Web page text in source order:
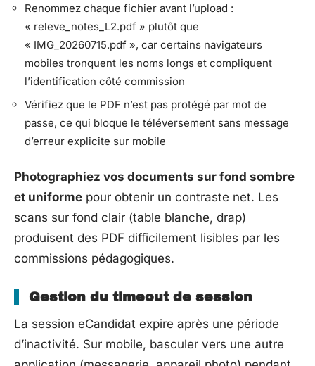
Renommez chaque fichier avant l’upload :
« releve_notes_L2.pdf » plutôt que
« IMG_20260715.pdf », car certains navigateurs
mobiles tronquent les noms longs et compliquent
l’identification côté commission
Vérifiez que le PDF n’est pas protégé par mot de
passe, ce qui bloque le téléversement sans message
d’erreur explicite sur mobile
Photographiez vos documents sur fond sombre
et uniforme pour obtenir un contraste net. Les
scans sur fond clair (table blanche, drap)
produisent des PDF difficilement lisibles par les
commissions pédagogiques.
Gestion du timeout de session
La session eCandidat expire après une période
d’inactivité. Sur mobile, basculer vers une autre